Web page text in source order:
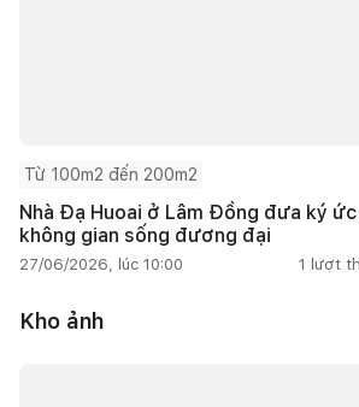
Từ 100m2 đến 200m2
Nhà Đạ Huoai ở Lâm Đồng đưa ký
không gian sống đương đại
27/06/2026, lúc 10:00 1 lượt
Kho ảnh